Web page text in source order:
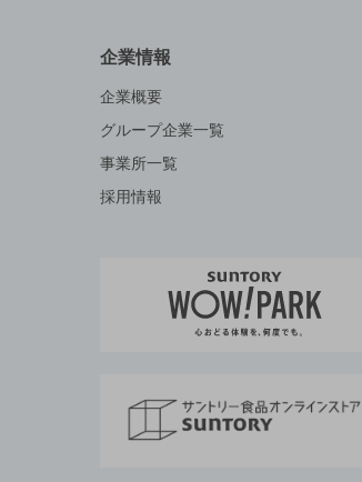
企業情報
企業概要
グループ企業一覧
事業所一覧
採用情報